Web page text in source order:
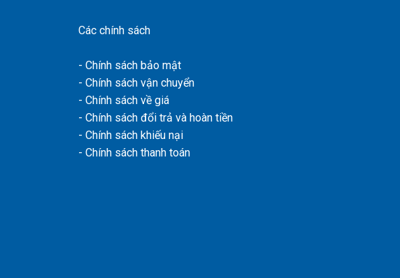
Các chính sách
- Chính sách bảo mật
- Chính sách vận chuyển
- Chính sách về giá
- Chính sách đổi trả và hoàn tiền
- Chính sách khiếu nại
- Chính sách thanh toán